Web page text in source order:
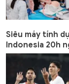
Siêu máy tính
Indonesia 20h